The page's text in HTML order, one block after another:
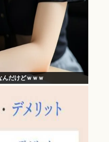
んだけどｗｗｗ